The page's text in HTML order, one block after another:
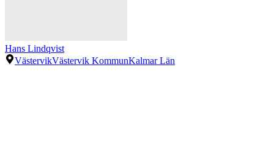
Hans Lindqvist
VästervikVästervik KommunKalmar Län